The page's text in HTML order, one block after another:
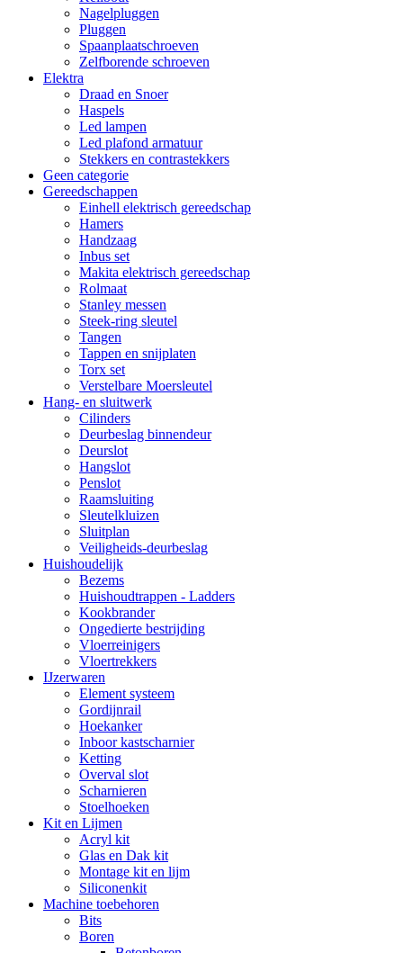
Nagelpluggen
Pluggen
Spaanplaatschroeven
Zelfborende schroeven
Elektra
Draad en Snoer
Haspels
Led lampen
Led plafond armatuur
Stekkers en contrastekkers
Geen categorie
Gereedschappen
Einhell elektrisch gereedschap
Hamers
Handzaag
Inbus set
Makita elektrisch gereedschap
Rolmaat
Stanley messen
Steek-ring sleutel
Tangen
Tappen en snijplaten
Torx set
Verstelbare Moersleutel
Hang- en sluitwerk
Cilinders
Deurbeslag binnendeur
Deurslot
Hangslot
Penslot
Raamsluiting
Sleutelkluizen
Sluitplan
Veiligheids-deurbeslag
Huishoudelijk
Bezems
Huishoudtrappen - Ladders
Kookbrander
Ongedierte bestrijding
Vloerreinigers
Vloertrekkers
IJzerwaren
Element systeem
Gordijnrail
Hoekanker
Inboor kastscharnier
Ketting
Overval slot
Scharnieren
Stoelhoeken
Kit en Lijmen
Acryl kit
Glas en Dak kit
Montage kit en lijm
Siliconenkit
Machine toebehoren
Bits
Boren